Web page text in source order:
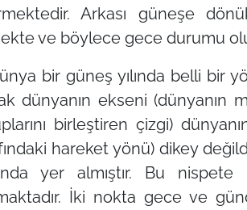
Arkası güneşe
ve böylece gece durumu
bir güneş yılında belli bir
dünyanın ekseni
birleştiren çizgi)
hareket yönü) dikey
yer almıştır. Bu
İki nokta gece ve